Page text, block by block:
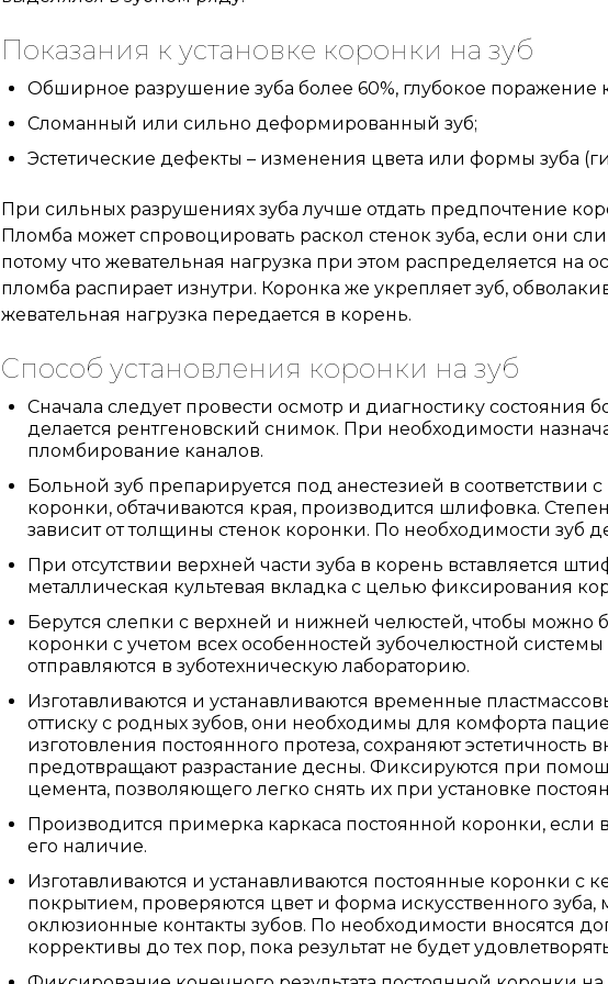
Показания к установке коронки на зуб
Обширное разрушение зуба более 60%, глубокое поражение
Сломанный или сильно деформированный зуб;
Эстетические дефекты – изменения цвета или формы зуба
При сильных разрушениях зуба лучше отдать предпочтение
Пломба может спровоцировать раскол стенок зуба, если они
потому что жевательная нагрузка при этом распределяется на
пломба распирает изнутри. Коронка же укрепляет зуб,
жевательная нагрузка передается в корень.
Способ установления коронки на зуб
Сначала следует провести осмотр и диагностику состояния
делается рентгеновский снимок. При необходимости
пломбирование каналов.
Больной зуб препарируется под анестезией в
коронки, обтачиваются края, производится шлифовка.
зависит от толщины стенок коронки. По необходимости зуб
При отсутствии верхней части зуба в корень вставляется
металлическая культевая вкладка с целью фиксирования
Берутся слепки с верхней и нижней челюстей, чтобы можно
коронки с учетом всех особенностей зубочелюстной системы
отправляются в зуботехническую лабораторию.
Изготавливаются и устанавливаются временные
оттиску с родных зубов, они необходимы для комфорта
изготовления постоянного протеза, сохраняют эстетичность
предотвращают разрастание десны. Фиксируются при
цемента, позволяющего легко снять их при установке
Производится примерка каркаса постоянной коронки, если
его наличие.
Изготавливаются и устанавливаются постоянные коронки с
покрытием, проверяются цвет и форма искусственного зуба,
оклюзионные контакты зубов. По необходимости вносятся
коррективы до тех пор, пока результат не будет